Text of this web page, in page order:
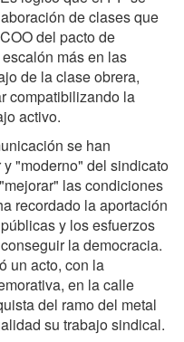
de clases que
del pacto de
más en las
de la clase obrera,
compatibilizando la
activo.
se han
"moderno" del sindicato
las condiciones
recordado la aportación
y los esfuerzos
la democracia.
un acto, con la
en la calle
del ramo del metal
su trabajo sindical.